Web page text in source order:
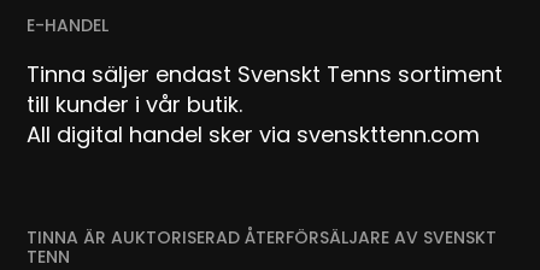
E-HANDEL
Tinna säljer endast Svenskt Tenns sortiment
till kunder i vår butik.
All digital handel sker via svenskttenn.com
TINNA ÄR AUKTORISERAD ÅTERFÖRSÄLJARE AV SVENSKT
TENN